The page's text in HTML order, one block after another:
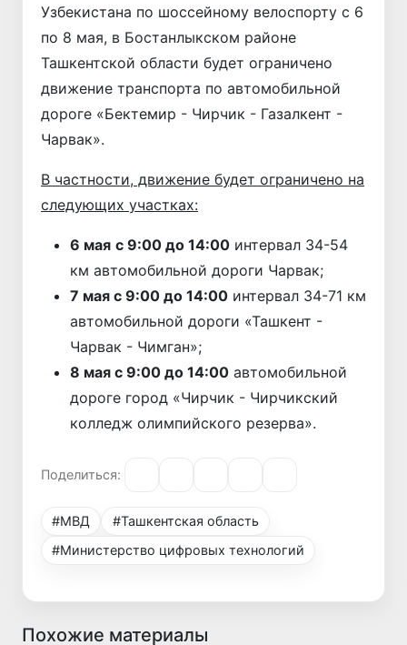
Узбекистана по шоссейному велоспорту с 6
по 8 мая, в Бостанлыкском районе
Ташкентской области будет ограничено
движение транспорта по автомобильной
дороге «Бектемир - Чирчик - Газалкент -
Чарвак».
В частности, движение будет ограничено на
следующих участках:
6 мая с 9:00 до 14:00 интервал 34-54
км автомобильной дороги Чарвак;
7 мая с 9:00 до 14:00 интервал 34-71 км
автомобильной дороги «Ташкент -
Чарвак - Чимган»;
8 мая с 9:00 до 14:00 автомобильной
дороге город «Чирчик - Чирчикский
колледж олимпийского резерва».
Поделиться:
#МВД
#Ташкентская область
#Министерство цифровых технологий
Похожие материалы